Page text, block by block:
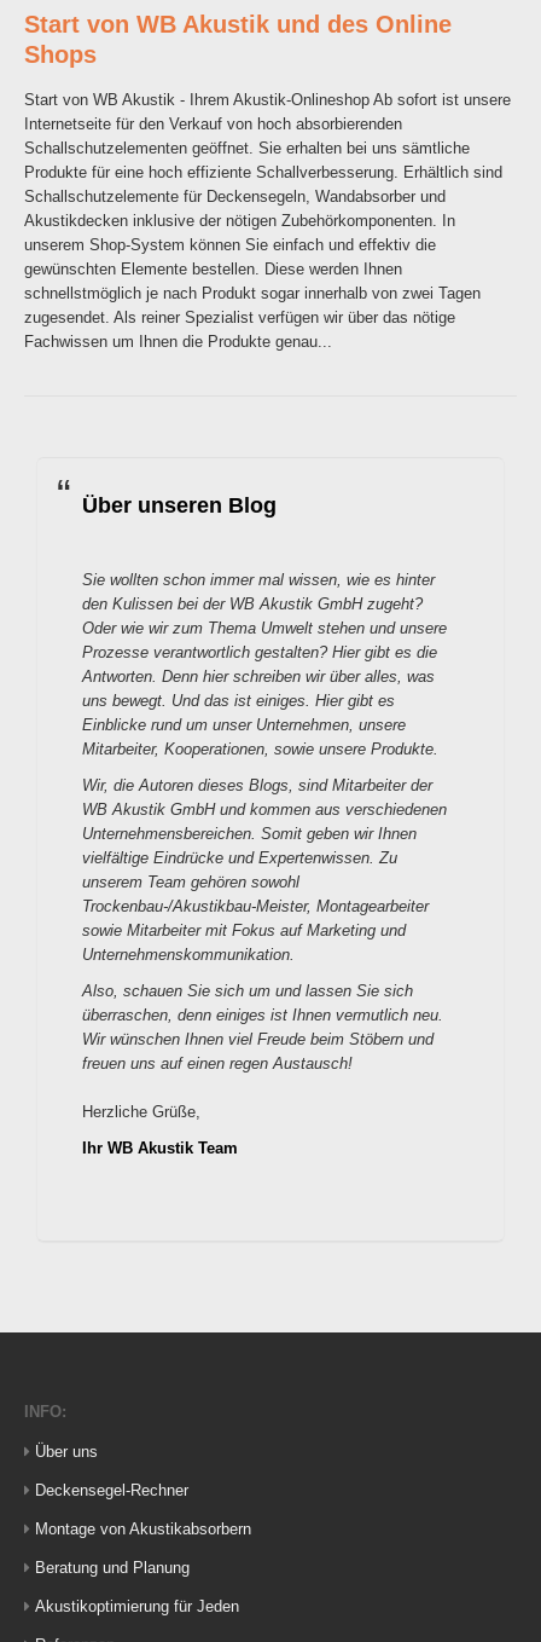
Start von WB Akustik und des Online
Shops
Start von WB Akustik - Ihrem Akustik-Onlineshop Ab sofort ist unsere
Internetseite für den Verkauf von hoch absorbierenden
Schallschutzelementen geöffnet. Sie erhalten bei uns sämtliche
Produkte für eine hoch effiziente Schallverbesserung. Erhältlich sind
Schallschutzelemente für Deckensegeln, Wandabsorber und
Akustikdecken inklusive der nötigen Zubehörkomponenten. In
unserem Shop-System können Sie einfach und effektiv die
gewünschten Elemente bestellen. Diese werden Ihnen
schnellstmöglich je nach Produkt sogar innerhalb von zwei Tagen
zugesendet. Als reiner Spezialist verfügen wir über das nötige
Fachwissen um Ihnen die Produkte genau...
Über unseren Blog
Sie wollten schon immer mal wissen, wie es hinter
den Kulissen bei der WB Akustik GmbH zugeht?
Oder wie wir zum Thema Umwelt stehen und unsere
Prozesse verantwortlich gestalten? Hier gibt es die
Antworten. Denn hier schreiben wir über alles, was
uns bewegt. Und das ist einiges. Hier gibt es
Einblicke rund um unser Unternehmen, unsere
Mitarbeiter, Kooperationen, sowie unsere Produkte.
Wir, die Autoren dieses Blogs, sind Mitarbeiter der
WB Akustik GmbH und kommen aus verschiedenen
Unternehmensbereichen. Somit geben wir Ihnen
vielfältige Eindrücke und Expertenwissen. Zu
unserem Team gehören sowohl
Trockenbau-/Akustikbau-Meister, Montagearbeiter
sowie Mitarbeiter mit Fokus auf Marketing und
Unternehmenskommunikation.
Also, schauen Sie sich um und lassen Sie sich
überraschen, denn einiges ist Ihnen vermutlich neu.
Wir wünschen Ihnen viel Freude beim Stöbern und
freuen uns auf einen regen Austausch!
Herzliche Grüße,
Ihr WB Akustik Team
INFO:
Über uns
Deckensegel-Rechner
Montage von Akustikabsorbern
Beratung und Planung
Akustikoptimierung für Jeden